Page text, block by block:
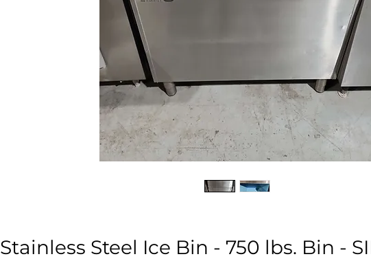
Stainless Steel Ice Bin - 750 lbs. Bin -